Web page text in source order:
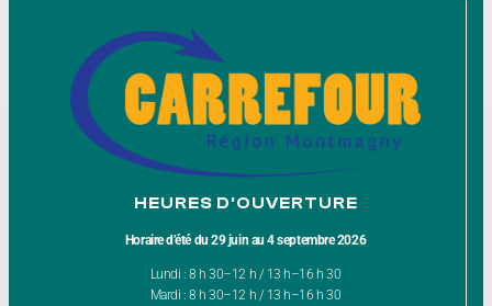
HEURES D'OUVERTURE
Horaire d’été du 29 juin au 4 septembre 2026
Lundi : 8 h 30–12 h / 13 h–16 h 30
Mardi : 8 h 30–12 h / 13 h–16 h 30